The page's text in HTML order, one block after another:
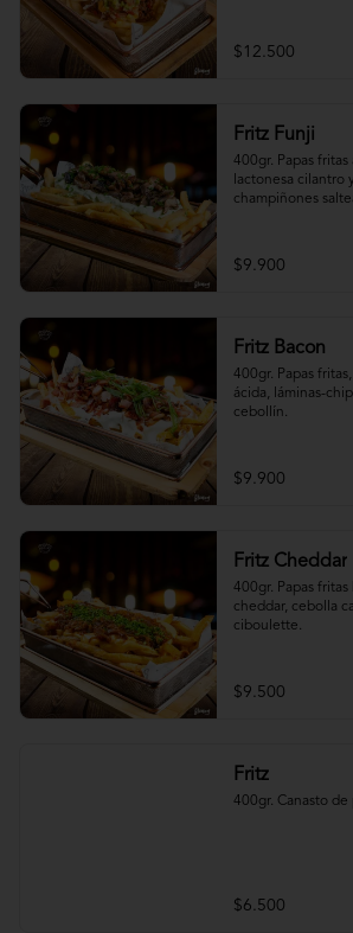
$12.500
Fritz Funji
400gr. Papas
lactonesa cilantro
champiñones
$9.900
Fritz Bacon
400gr. Papas
ácida, láminas-
cebollín.
$9.900
Fritz Cheddar
400gr. Papas
cheddar, cebolla
ciboulette.
$9.500
Fritz
400gr. Canasto de
$6.500